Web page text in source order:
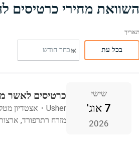
השוואת מחירי כרטיסים
בכל עת
שישי
7 אוג'
2026
כרטיסים לאשר
Usher
・ אצטדיון
מזרח רתרפורד,